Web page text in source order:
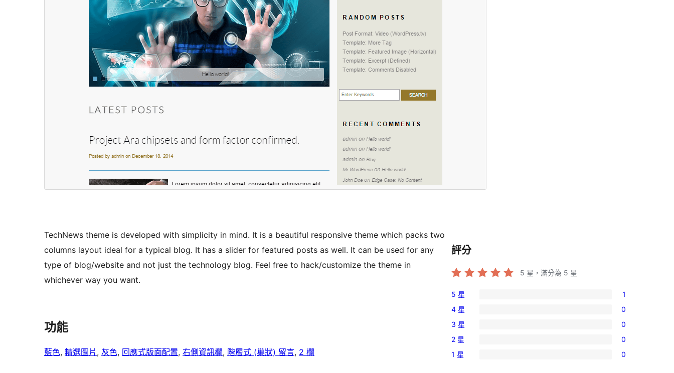
TechNews theme is developed with simplicity in mind. It is a beautiful responsive theme which packs two
columns layout ideal for a typical blog. It has a slider for featured posts as well. It can be used for any
type of blog/website and not just the technology blog. Feel free to hack/customize the theme in
whichever way you want.
功能
藍色, 精選圖片 , 灰色, 回應式版面配置, 右側資訊欄, 階層式 (巢狀) 留言, 2 欄
評分
5 星，滿分為 5 星
1
個
5
星
使
5 星 1
0
個
4
星
4 星 0
0
個
3
3 星 0
0
個
2 星 0
0
1 星 0